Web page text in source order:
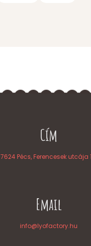
Cím
7624 Pécs, Ferencesek utcája
Email
info@lyofactory.hu